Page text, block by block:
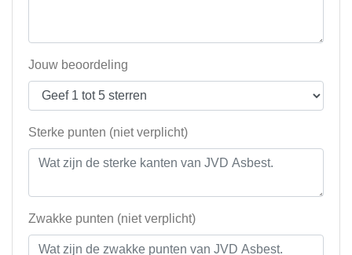
Jouw beoordeling
Sterke punten (niet verplicht)
Zwakke punten (niet verplicht)